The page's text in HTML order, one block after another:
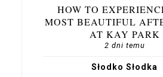
HOW TO
MOST BEAUTIFUL
AT KAY PARK
2 dni temu
Słodko Słodka